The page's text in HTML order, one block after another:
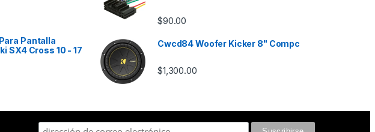
Pantalla
SX4 Cross 10 - 17
$90.00
Cwcd84 Woofer Kicker 8" Compc
$1,300.00